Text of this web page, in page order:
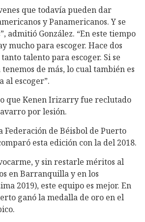
que todavía pueden dar
y Panamericanos. Y se
admitió González. “En este tiempo
mucho para escoger. Hace dos
talento para escoger. Si se
de más, lo cual también es
al escoger”.
que Kenen Irizarry fue reclutado
por lesión.
Federación de Béisbol de Puerto
esta edición con la del 2018.
y sin restarle méritos al
en Barranquilla y en los
2019), este equipo es mejor. En
ganó la medalla de oro en el